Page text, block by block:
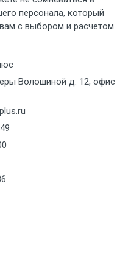
вес до 10 тн
вес до 20 тн
до 6 м, вес до 8 тн
персонала, который
с выбором и расчетом
Волошиной д. 12, офис